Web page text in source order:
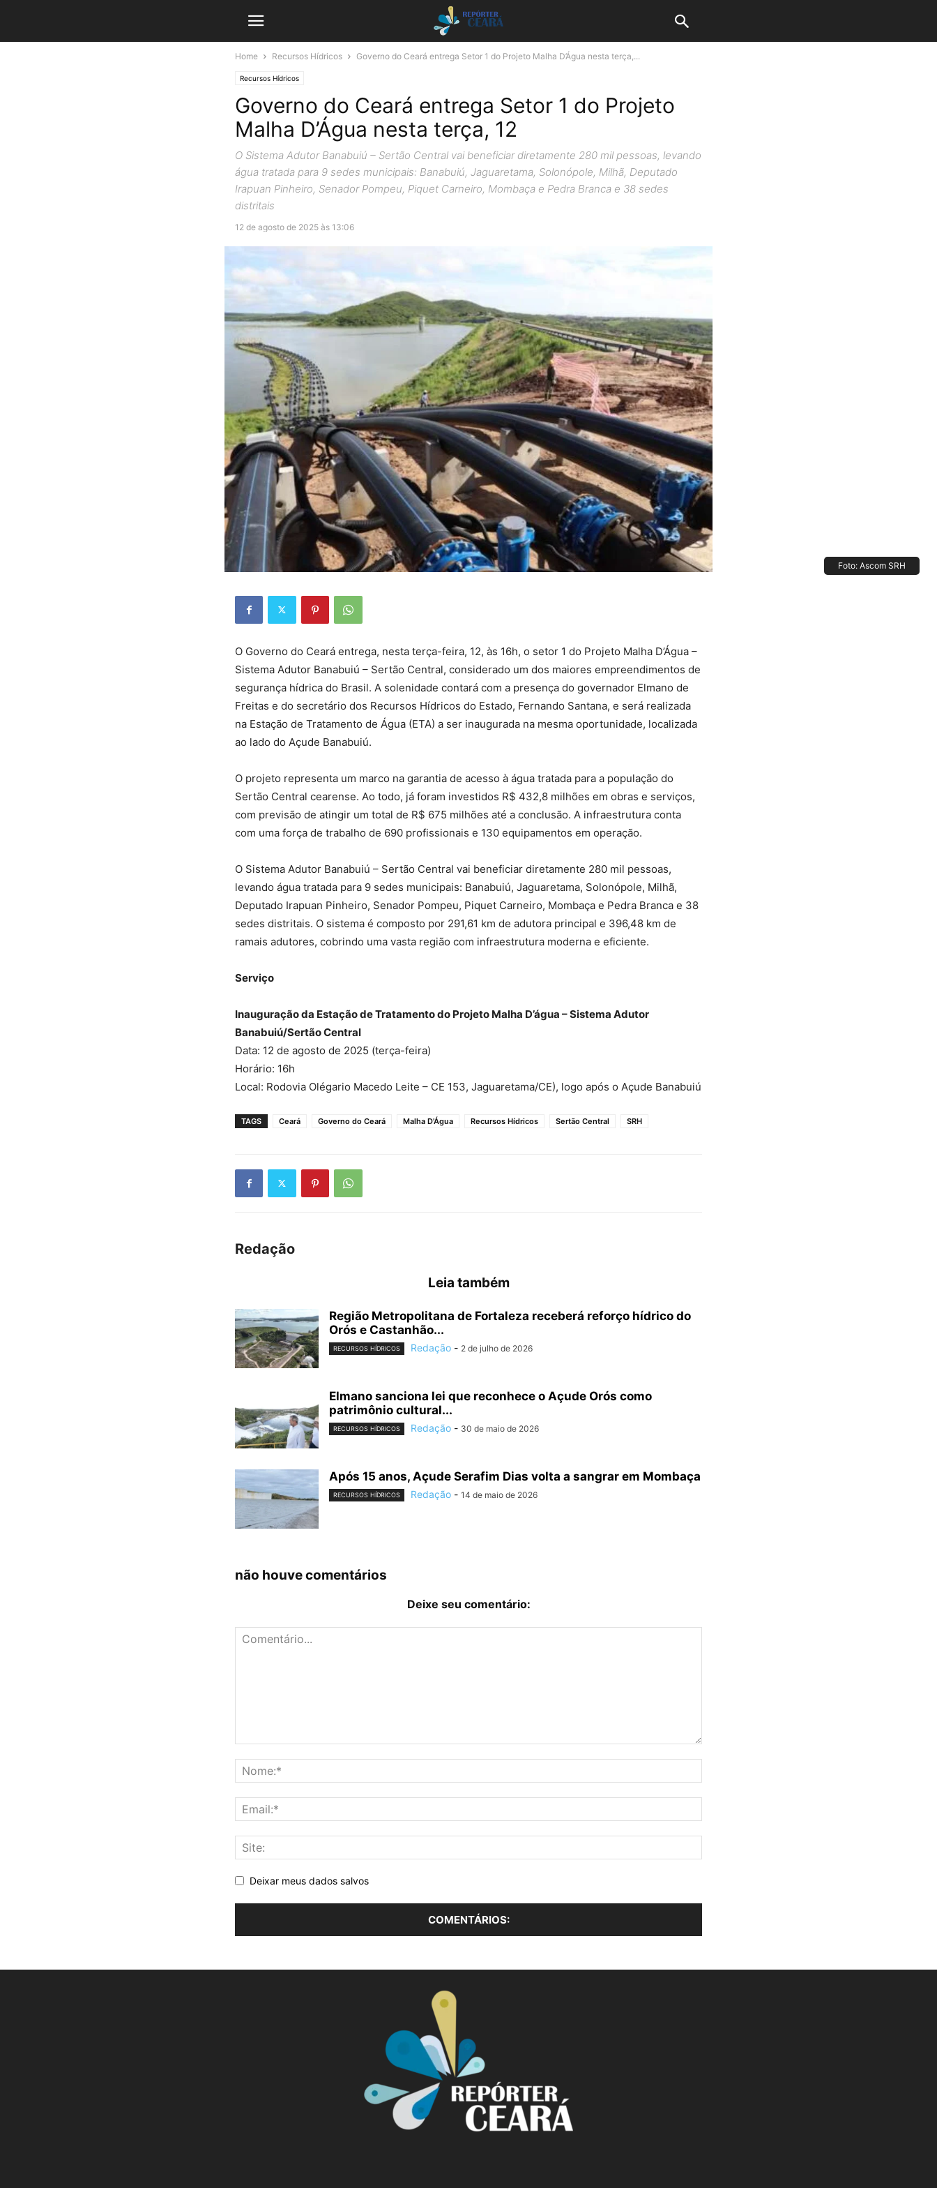
Home Recursos Hídricos Governo do Ceará entrega Setor 1 do Projeto Malha D’Água nesta terça,...
Recursos Hídricos
Governo do Ceará entrega Setor 1 do Projeto
Malha D’Água nesta terça, 12
O Sistema Adutor Banabuiú – Sertão Central vai beneficiar diretamente 280 mil pessoas, levando
água tratada para 9 sedes municipais: Banabuiú, Jaguaretama, Solonópole, Milhã, Deputado
Irapuan Pinheiro, Senador Pompeu, Piquet Carneiro, Mombaça e Pedra Branca e 38 sedes
distritais
12 de agosto de 2025 às 13:06
Foto: Ascom SRH
O Governo do Ceará entrega, nesta terça-feira, 12, às 16h, o setor 1 do Projeto Malha D’Água –
Sistema Adutor Banabuiú – Sertão Central, considerado um dos maiores empreendimentos de
segurança hídrica do Brasil. A solenidade contará com a presença do governador Elmano de
Freitas e do secretário dos Recursos Hídricos do Estado, Fernando Santana, e será realizada
na Estação de Tratamento de Água (ETA) a ser inaugurada na mesma oportunidade, localizada
ao lado do Açude Banabuiú.
O projeto representa um marco na garantia de acesso à água tratada para a população do
Sertão Central cearense. Ao todo, já foram investidos R$ 432,8 milhões em obras e serviços,
com previsão de atingir um total de R$ 675 milhões até a conclusão. A infraestrutura conta
com uma força de trabalho de 690 profissionais e 130 equipamentos em operação.
O Sistema Adutor Banabuiú – Sertão Central vai beneficiar diretamente 280 mil pessoas,
levando água tratada para 9 sedes municipais: Banabuiú, Jaguaretama, Solonópole, Milhã,
Deputado Irapuan Pinheiro, Senador Pompeu, Piquet Carneiro, Mombaça e Pedra Branca e 38
sedes distritais. O sistema é composto por 291,61 km de adutora principal e 396,48 km de
ramais adutores, cobrindo uma vasta região com infraestrutura moderna e eficiente.
Serviço
Inauguração da Estação de Tratamento do Projeto Malha D’água – Sistema Adutor
Banabuiú/Sertão Central
Data: 12 de agosto de 2025 (terça-feira)
Horário: 16h
Local: Rodovia Olégario Macedo Leite – CE 153, Jaguaretama/CE), logo após o Açude Banabuiú
TAGS Ceará Governo do Ceará Malha D'Água Recursos Hídricos Sertão Central SRH
Redação
Leia também
Região Metropolitana de Fortaleza receberá reforço hídrico do
Orós e Castanhão...
RECURSOS HÍDRICOS Redação - 2 de julho de 2026
Elmano sanciona lei que reconhece o Açude Orós como
patrimônio cultural...
RECURSOS HÍDRICOS Redação - 30 de maio de 2026
Após 15 anos, Açude Serafim Dias volta a sangrar em Mombaça
RECURSOS HÍDRICOS Redação - 14 de maio de 2026
não houve comentários
Deixe seu comentário:
Deixar meus dados salvos